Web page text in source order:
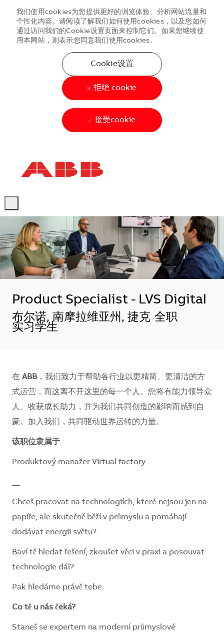
我们使用cookies为您提供更好的浏览体验、分析网站流量和
个性化内容。请阅读了解我们如何使用cookies，以及您如何
通过访问我们的Cookie设置页面来控制它们。如果您继续使
用本网站，则表示您同意我们使用cookies。
Cookie设置
拒绝 cookie
接受cookie
Product Specialist - LVS Digital
地点
布尔诺, 南摩拉维亚州, 捷克 全职
实习学生
在 ABB，我们致力于帮助各行业以更精简、更清洁的方
式运营，而这离不开这里的每一个人。您将有能力领导众
人、收获成长助力，并为我们共同创造的影响而感到自
豪。加入我们，共同驱动世界运转的力量。​​​​
该职位隶属于
Produktový manažer Virtual factory
Chceš pracovat na technologiích, které nejsou jen na
papíře, ale skutečně běží v průmyslu a pomáhají
dodávat energii světu?
Baví tě hledat řešení, zkoušet věci v praxi a posouvat
technologie dál?
Pak hledáme právě tebe.
Co tě u nás čeká?
Staneš se expertem na moderní průmyslové